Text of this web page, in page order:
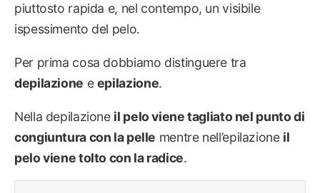
piuttosto rapida e, nel contempo, un visibile
ispessimento del pelo.
Per prima cosa dobbiamo distinguere tra
depilazione eepilazione.
Nella depilazione il pelo viene tagliato nel punto di
congiuntura con la pelle mentre nell’epilazione il
pelo viene tolto con la radice.